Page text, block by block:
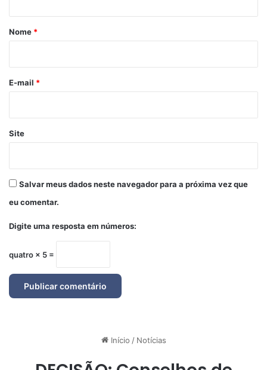
r
*
Nome *
E-mail *
Site
Salvar meus dados neste navegador para a próxima vez que
eu comentar.
Digite uma resposta em números:
quatro × 5 =